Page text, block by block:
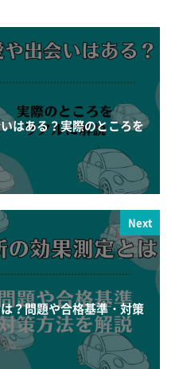
はある？実際のところを
Next
？問題や合格基準・対策